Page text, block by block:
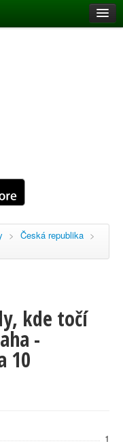
> Česká republika >
kde točí
-
10
1